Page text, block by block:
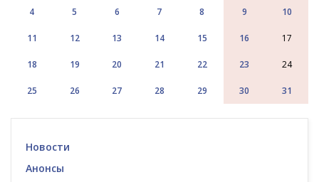
4 5 6 7 8 9 10
11 12 13 14 15 16 17
18 19 20 21 22 23 24
25 26 27 28 29 30 31
Новости
Анонсы